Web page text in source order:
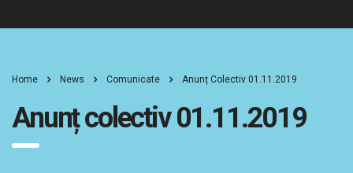
Home News Comunicate Anunț Colectiv 01.11.2019
Anunț colectiv 01.11.2019